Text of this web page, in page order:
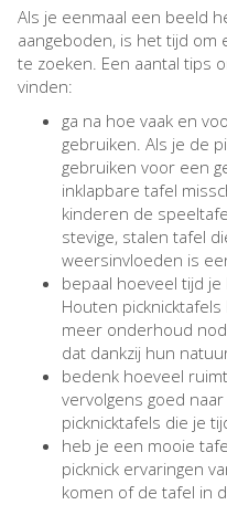
Als je eenmaal een beeld
aangeboden, is het tijd om
te zoeken. Een aantal tips
vinden:
ga na hoe vaak en
gebruiken. Als je de
gebruiken voor een
inklapbare tafel
kinderen de
stevige, stalen tafel
weersinvloeden is
bepaal hoeveel tijd
Houten
meer onderhoud
dat dankzij hun
bedenk hoeveel
vervolgens goed
picknicktafels die je
heb je een mooie
picknick ervaringen
komen of de tafel in